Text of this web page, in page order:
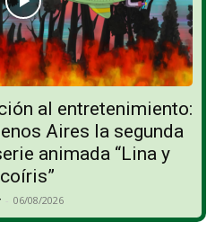
al entretenimiento:
Aires la segunda
animada “Lina y
- 06/08/2026